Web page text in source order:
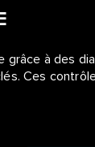
à des
Ces